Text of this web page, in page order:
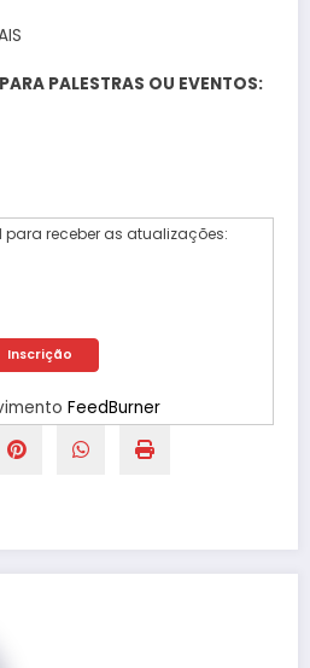
PALESTRAS OU EVENTOS:
para receber as atualizações:
FeedBurner